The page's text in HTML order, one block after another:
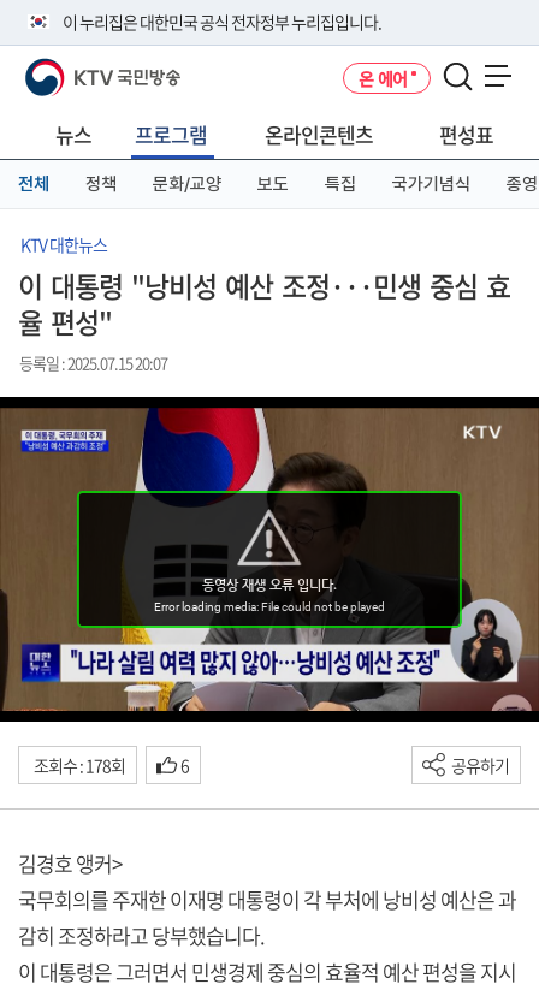
이 누리집은 대한민국 공식 전자정부 누리집입니다.
공식 누리집 주소 확인하기
니다.
이밖에 or.kr 또는 .kr등 다른 도메인 주소를 사용하고 있다면 아래 URL에
서 도메인 주소를 확인해 보세요
KTV 국민방송 온 에어
뉴스 프로그램 온라인콘텐츠 편성표
전체 정책 문화/교양 보도 특집 국가기념식 종영
KTV 대한뉴스
이 대통령 "낭비성 예산 조정···민생 중심 효
율 편성"
등록일 : 2025.07.15 20:07
조회수 : 178회 6 공유하기
김경호 앵커>
국무회의를 주재한 이재명 대통령이 각 부처에 낭비성 예산은 과
감히 조정하라고 당부했습니다.
이 대통령은 그러면서 민생경제 중심의 효율적 예산 편성을 지시